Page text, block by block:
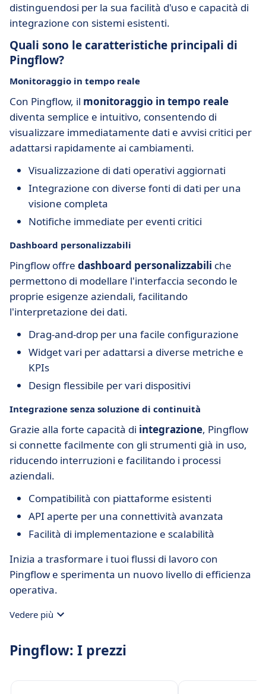
distinguendosi per la sua facilità d'uso e capacità di
integrazione con sistemi esistenti.
Quali sono le caratteristiche principali di
Pingflow?
Monitoraggio in tempo reale
Con Pingflow, il monitoraggio in tempo reale
diventa semplice e intuitivo, consentendo di
visualizzare immediatamente dati e avvisi critici per
adattarsi rapidamente ai cambiamenti.
Visualizzazione di dati operativi aggiornati
Integrazione con diverse fonti di dati per una
visione completa
Notifiche immediate per eventi critici
Dashboard personalizzabili
Pingflow offre dashboard personalizzabili che
permettono di modellare l'interfaccia secondo le
proprie esigenze aziendali, facilitando
l'interpretazione dei dati.
Drag-and-drop per una facile configurazione
Widget vari per adattarsi a diverse metriche e
KPIs
Design flessibile per vari dispositivi
Integrazione senza soluzione di continuità
Grazie alla forte capacità di integrazione, Pingflow
si connette facilmente con gli strumenti già in uso,
riducendo interruzioni e facilitando i processi
aziendali.
Compatibilità con piattaforme esistenti
API aperte per una connettività avanzata
Facilità di implementazione e scalabilità
Inizia a trasformare i tuoi flussi di lavoro con
Pingflow e sperimenta un nuovo livello di efficienza
operativa.
Vedere più
Pingflow: I prezzi